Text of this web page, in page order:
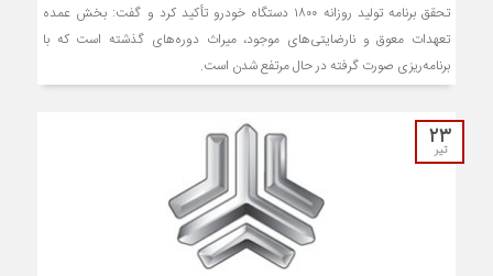
تحقق برنامه تولید روزانه ۱۸۰۰ دستگاه خودرو تأکید کرد و گفت: بخش عمده
تعهدات معوق و نارضایتی‌های موجود، میراث دوره‌های گذشته است که با
برنامه‌ریزی صورت گرفته در حال مرتفع شدن است.
۲۳
تیر